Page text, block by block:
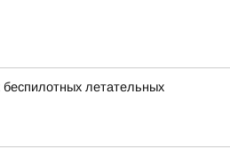
летательных